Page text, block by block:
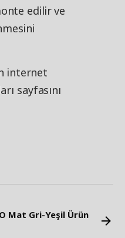
edilir ve
internet
sayfasını
Mat Gri-Yeşil Ürün